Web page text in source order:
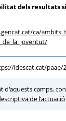
dels resultats
/ca/
/
idescat.cat/paae/
d'aquests camps,
de